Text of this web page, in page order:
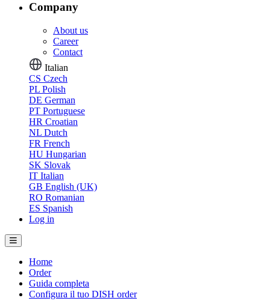
Company
About us
Career
Contact
Italian
CS Czech
PL Polish
DE German
PT Portuguese
HR Croatian
NL Dutch
FR French
HU Hungarian
SK Slovak
IT Italian
GB English (UK)
RO Romanian
ES Spanish
Log in
Home
Order
Guida completa
Configura il tuo DISH order